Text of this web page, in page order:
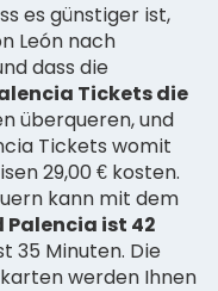
es günstiger ist,
León nach
dass die
Tickets die
überqueren, und
Tickets womit
29,00 € kosten.
kann mit dem
Palencia ist 42
35 Minuten. Die
werden Ihnen